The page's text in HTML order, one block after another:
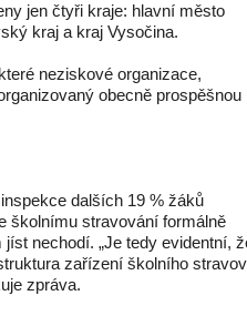
jen čtyři kraje: hlavní město
kraj a kraj Vysočina.
neziskové organizace,
obecně prospěšnou
dalších 19 % žáků
školnímu stravování formálně
nechodí. „Je tedy evidentní,
zařízení školního
zpráva.